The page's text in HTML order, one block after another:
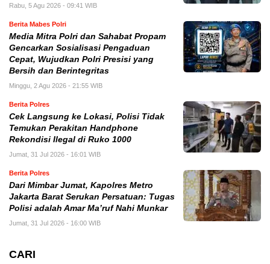
Rabu, 5 Agu 2026 - 09:41 WIB
Berita Mabes Polri
Media Mitra Polri dan Sahabat Propam
Gencarkan Sosialisasi Pengaduan
Cepat, Wujudkan Polri Presisi yang
Bersih dan Berintegritas
Minggu, 2 Agu 2026 - 21:55 WIB
Berita Polres
Cek Langsung ke Lokasi, Polisi Tidak
Temukan Perakitan Handphone
Rekondisi Ilegal di Ruko 1000
Jumat, 31 Jul 2026 - 16:01 WIB
Berita Polres
Dari Mimbar Jumat, Kapolres Metro
Jakarta Barat Serukan Persatuan: Tugas
Polisi adalah Amar Ma’ruf Nahi Munkar
Jumat, 31 Jul 2026 - 16:00 WIB
CARI